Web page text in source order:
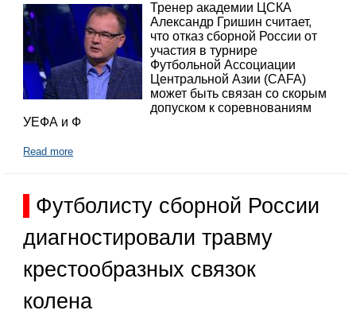
Тренер академии ЦСКА
Александр Гришин считает,
что отказ сборной России от
участия в турнире
Футбольной Ассоциации
Центральной Азии (CAFA)
может быть связан со скорым
допуском к соревнованиям
УЕФА и Ф
Read more
Футболисту сборной России
диагностировали травму
крестообразных связок
колена